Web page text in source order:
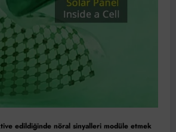
edildiğinde nöral sinyalleri modüle etmek